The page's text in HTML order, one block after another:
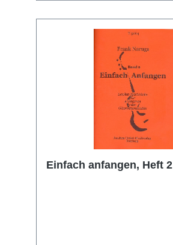
Einfach anfangen, Heft 2